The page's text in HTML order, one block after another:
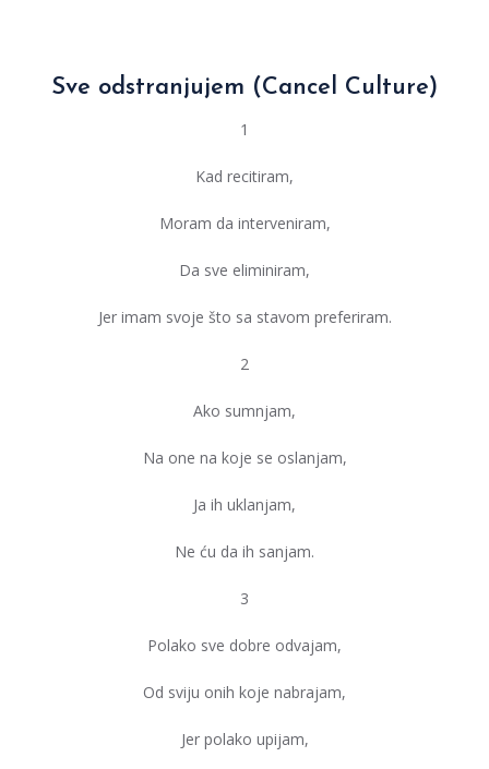
Sve odstranjujem (Cancel Culture)
1
Kad recitiram,
Moram da interveniram,
Da sve eliminiram,
Jer imam svoje što sa stavom preferiram.
2
Ako sumnjam,
Na one na koje se oslanjam,
Ja ih uklanjam,
Ne ću da ih sanjam.
3
Polako sve dobre odvajam,
Od sviju onih koje nabrajam,
Jer polako upijam,